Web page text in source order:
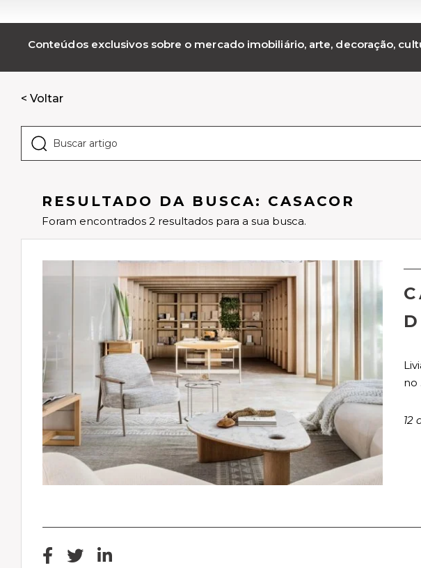
Conteúdos exclusivos sobre o mercado imobiliário, arte, decoração,
< Voltar
RESULTADO DA BUSCA: CASACOR
Foram encontrados 2 resultados para a sua busca.
no
12